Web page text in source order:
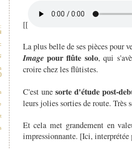
[[
La plus belle de ses pièces pour
Imagepour flûte solo, qui
croire chez les flûtistes.
C'est unesorte d'étude post-
leurs jolies sorties de route. Très
Et cela met grandement en
impressionnante. [Ici,